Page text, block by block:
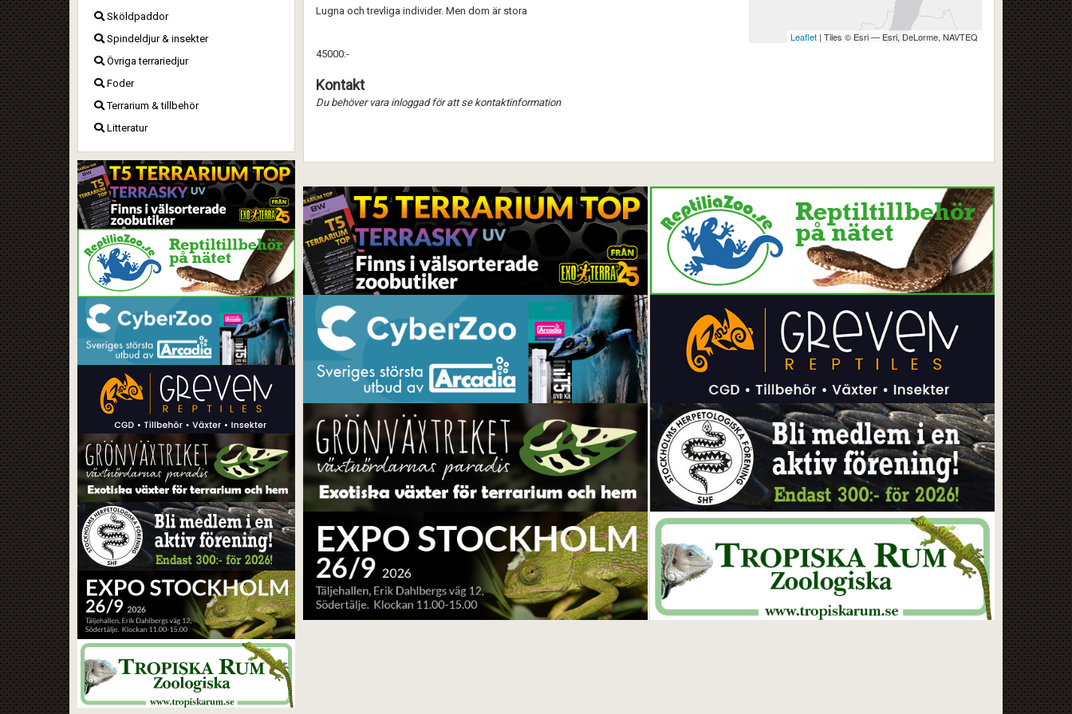
Sköldpaddor
Spindeldjur & insekter
Övriga terrariedjur
Foder
Terrarium & tillbehör
Litteratur
Leaflet | Tiles © Esri — Esri, DeLorme, NAVTEQ
Lugna och trevliga individer. Men dom är stora
45000:-
Kontakt
Du behöver vara inloggad för att se kontaktinformation